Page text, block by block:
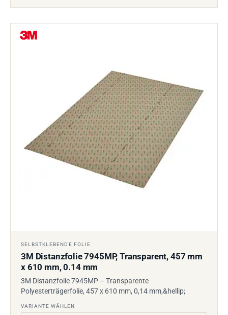
SELBSTKLEBENDE FOLIE
3M Distanzfolie 7945MP, Transparent, 457 mm
x 610 mm, 0.14 mm
3M Distanzfolie 7945MP – Transparente
Polyesterträgerfolie, 457 x 610 mm, 0,14 mm,&hellip;
VARIANTE WÄHLEN